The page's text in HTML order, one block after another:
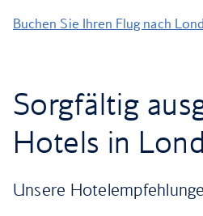
Buchen Sie Ihren Flug nach
Sorgfältig
Hotels in
Unsere